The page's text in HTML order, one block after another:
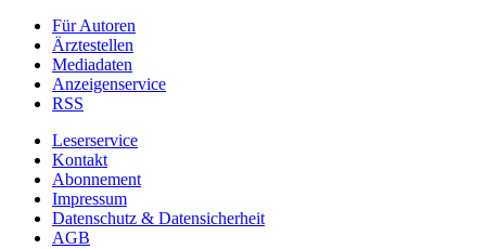
Für Autoren
Ärztestellen
Mediadaten
Anzeigenservice
RSS
Leserservice
Kontakt
Abonnement
Impressum
Datenschutz & Datensicherheit
AGB